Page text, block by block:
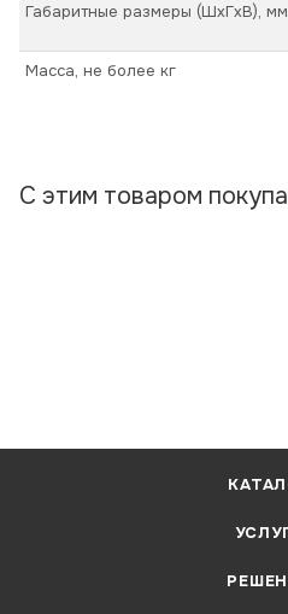
Габаритные размеры (ШхГхВ), мм
Масса, не более кг
С этим товаром